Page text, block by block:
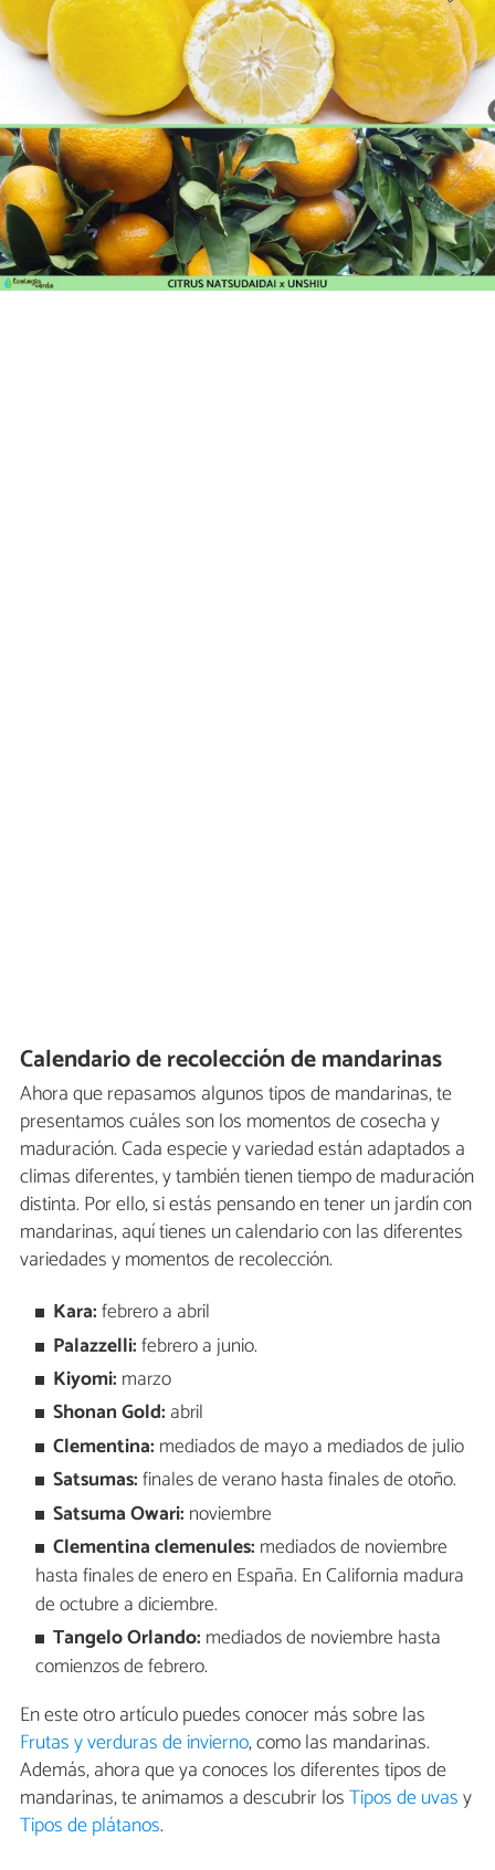
Calendario de recolección de mandarinas
Ahora que repasamos algunos tipos de mandarinas, te
presentamos cuáles son los momentos de cosecha y
maduración. Cada especie y variedad están adaptados a
climas diferentes, y también tienen tiempo de maduración
distinta. Por ello, si estás pensando en tener un jardín con
mandarinas, aquí tienes un calendario con las diferentes
variedades y momentos de recolección.
Kara:febrero a abril
Palazzelli:febrero a junio.
Kiyomi: marzo
Shonan Gold: abril
Clementina: mediados de mayo a mediados de julio
Satsumas:finales de verano hasta finales de otoño.
Satsuma Owari: noviembre
Clementina clemenules: mediados de noviembre
hasta finales de enero en España. En California madura
de octubre a diciembre.
Tangelo Orlando: mediados de noviembre hasta
comienzos de febrero.
En este otro artículo puedes conocer más sobre las
Frutas y verduras de invierno, como las mandarinas.
Además, ahora que ya conoces los diferentes tipos de
mandarinas, te animamos a descubrir losTipos de uvasy
Tipos de plátanos.